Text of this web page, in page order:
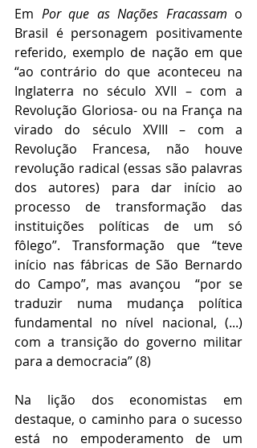
Em Por que as Nações Fracassam o
Brasil é personagem positivamente
referido, exemplo de nação em que
“ao contrário do que aconteceu na
Inglaterra no século XVII – com a
Revolução Gloriosa- ou na França na
virado do século XVIII – com a
Revolução Francesa, não houve
revolução radical (essas são palavras
dos autores) para dar início ao
processo de transformação das
instituições políticas de um só
fôlego”. Transformação que “teve
início nas fábricas de São Bernardo
do Campo”, mas avançou  “por se
traduzir numa mudança política
fundamental no nível nacional, (...)
com a transição do governo militar
para a democracia” (8)
Na lição dos economistas em
destaque, o caminho para o sucesso
está no empoderamento de um